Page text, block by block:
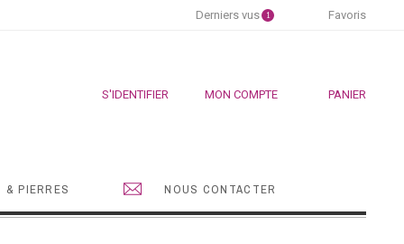
Derniers vus 1 Favoris
S'IDENTIFIER MON COMPTE PANIER
& PIERRES NOUS CONTACTER